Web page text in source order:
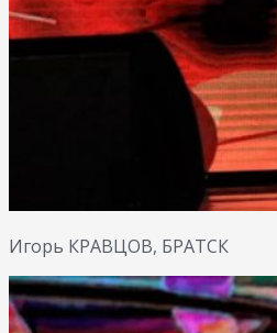
Игорь КРАВЦОВ, БРАТСК